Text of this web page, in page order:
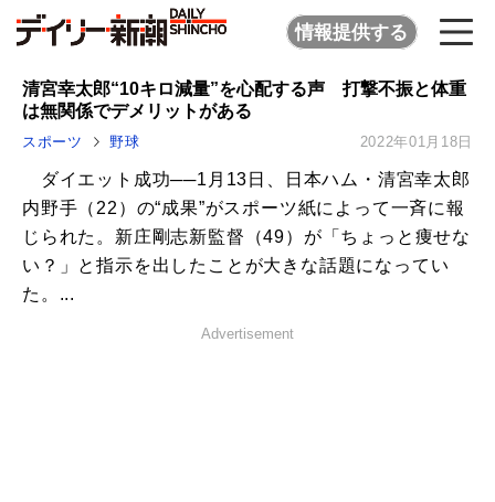
情報提供する
清宮幸太郎“10キロ減量”を心配する声 打撃不振と体重
は無関係でデメリットがある
スポーツ 野球 2022年01月18日
ダイエット成功──1月13日、日本ハム・清宮幸太郎
内野手（22）の“成果”がスポーツ紙によって一斉に報
じられた。新庄剛志新監督（49）が「ちょっと痩せな
い？」と指示を出したことが大きな話題になってい
た。...
Advertisement